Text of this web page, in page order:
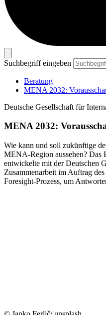
Suchbegriff eingeben
Beratung
MENA 2032:
Deutsche Gesellschaft für
MENA 2032:
Wie kann und soll zukünftige
MENA-Region aussehen? Das
entwickelte mit der Deutschen
Zusammenarbeit im Auftrag
Foresight-Prozess, um